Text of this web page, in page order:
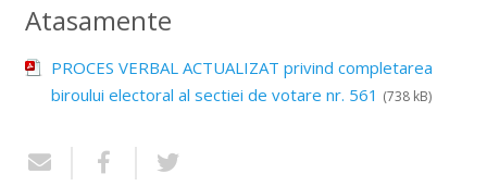
Atasamente
PROCES VERBAL ACTUALIZAT privind completarea
biroului electoral al sectiei de votare nr. 561 (738 kB)